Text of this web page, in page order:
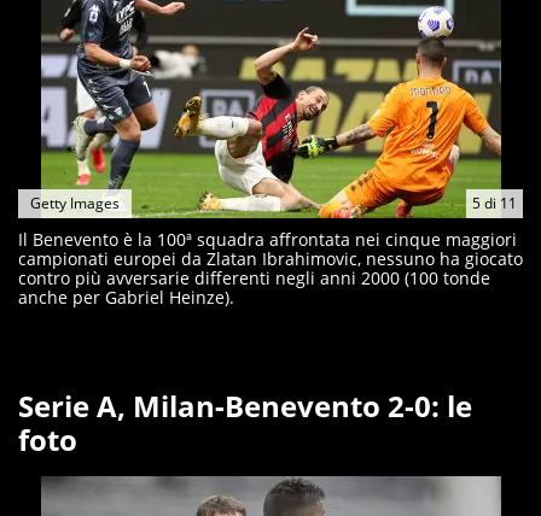
5di 11
Getty Images
Il Benevento è la 100ª squadra affrontata nei cinque maggiori
campionati europei da Zlatan Ibrahimovic, nessuno ha giocato
contro più avversarie differenti negli anni 2000 (100 tonde
anche per Gabriel Heinze).
Serie A, Milan-Benevento 2-0: le
foto